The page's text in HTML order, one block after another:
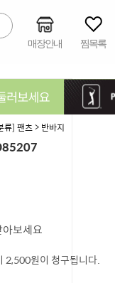
매장안내 찜목록
류] 팬츠> 반바지
보세요
2,500원이 청구됩니다.